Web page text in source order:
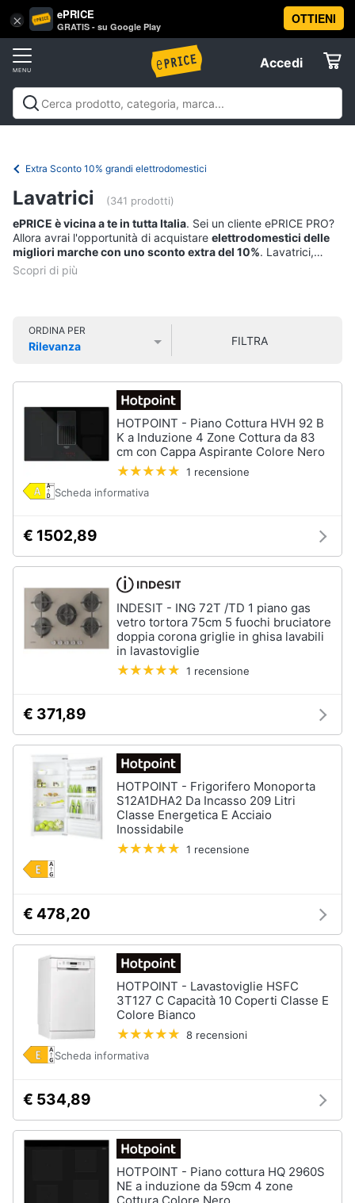
× ePRICE
GRATIS - su Google Play
OTTIENI
Accedi
Accedi
Registrati
Offerte
Informatica
Telefonia
Tv
Cinema
home
Videogiochi
e
musica
Clima
Arredo
Brico
e
Salute
e
igiene
Beauty
Giocattoli
Prima
Fotografia
Casalinghi
Abbigliamento
Sport
Animali
Motori
Vai
al
Extra Sconto 10% grandi elettrodomestici
Lavatrici (341 prodotti)
ePRICE è vicina a te in tutta Italia. Sei un cliente ePRICE PRO?
Allora avrai l'opportunità di acquistare elettrodomestici delle
migliori marche con uno sconto extra del 10%. Lavatrici,
frigoriferi, forni, piani cottura, lavastoviglie e tanto altro a
prezzo speciale dei marchi più amati, come:
sui più apprezzati brand del settore.
Ma affrettati: l’
offerta scade il 3 Maggio
! Leggi le condizioni
della promozione in fondo alla pagina. *
ORDINA PER
Rilevanza
FILTRA
HOTPOINT - Piano Cottura HVH 92 B
K a Induzione 4 Zone Cottura da 83
cm con Cappa Aspirante Colore Nero
1 recensione
Scheda informativa
€ 1502,89
INDESIT - ING 72T /TD 1 piano gas
vetro tortora 75cm 5 fuochi bruciatore
doppia corona griglie in ghisa lavabili
in lavastoviglie
1 recensione
€ 371,89
HOTPOINT - Frigorifero Monoporta
S12A1DHA2 Da Incasso 209 Litri
Classe Energetica E Acciaio
Inossidabile
1 recensione
€ 478,20
HOTPOINT - Lavastoviglie HSFC
3T127 C Capacità 10 Coperti Classe E
Colore Bianco
8 recensioni
Scheda informativa
€ 534,89
HOTPOINT - Piano cottura HQ 2960S
NE a induzione da 59cm 4 zone